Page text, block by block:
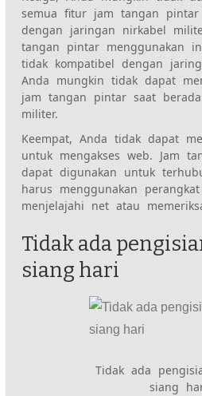
semua fitur jam tangan
dengan jaringan nirkabel
tangan pintar menggunakan
tidak kompatibel dengan
Anda mungkin tidak dapat
jam tangan pintar saat
militer.
Keempat, Anda tidak dapat
untuk mengakses web. Jam
dapat digunakan untuk
harus menggunakan
menjelajahi net atau
Tidak ada
siang hari
Tidak ada
siang